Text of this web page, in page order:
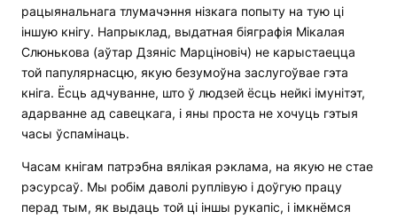
рацыянальнага тлумачэння нізкага попыту на тую ці
іншую кнігу. Напрыклад, выдатная біяграфія Мікалая
Слюнькова (аўтар Дзяніс Марціновіч) не карыстаецца
той папулярнасцю, якую безумоўна заслугоўвае гэта
кніга. Ёсць адчуванне, што ў людзей ёсць нейкі імунітэт,
адарванне ад савецкага, і яны проста не хочуць гэтыя
часы ўспамінаць.
Часам кнігам патрэбна вялікая рэклама, на якую не стае
рэсурсаў. Мы робім даволі руплівую і доўгую працу
перад тым, як выдаць той ці іншы рукапіс, і імкнёмся